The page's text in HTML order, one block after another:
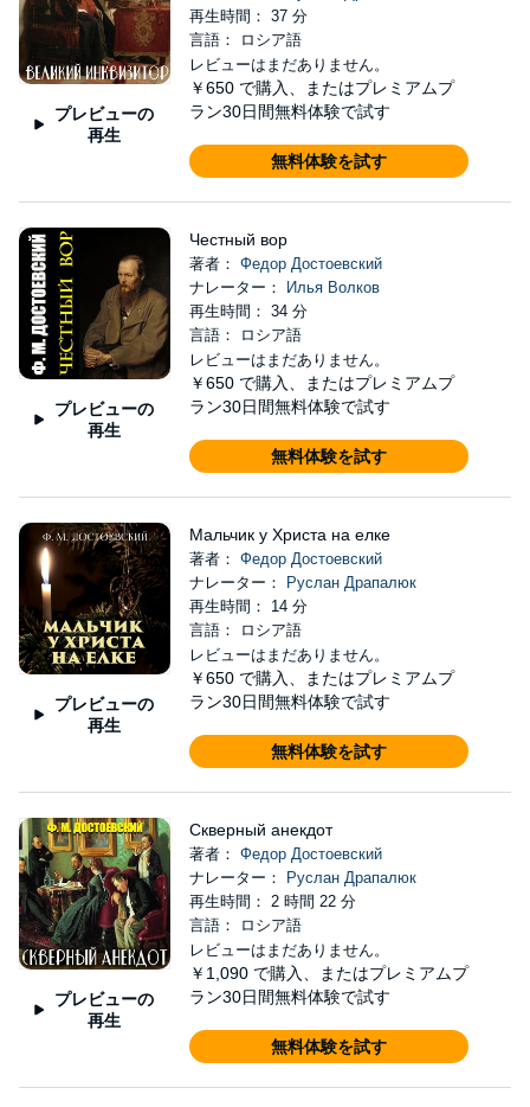
プレビューの
再生
再生時間： 37 分
言語： ロシア語
レビューはまだありません。
￥650 で購入、またはプレミアムプ
ラン30日間無料体験で試す
無料体験を試す
プレビューの
再生
Честный вор
著者： Федор Достоевский
ナレーター：
Илья Волков
再生時間： 34 分
言語： ロシア語
レビューはまだありません。
￥650 で購入、またはプレミアムプ
ラン30日間無料体験で試す
無料体験を試す
プレビューの
再生
Мальчик у Христа на елке
著者： Федор Достоевский
ナレーター：
Руслан Драпалюк
再生時間： 14 分
言語： ロシア語
レビューはまだありません。
￥650 で購入、またはプレミアムプ
ラン30日間無料体験で試す
無料体験を試す
プレビューの
再生
Скверный анекдот
著者： Федор Достоевский
ナレーター：
Руслан Драпалюк
再生時間： 2 時間 22 分
言語： ロシア語
レビューはまだありません。
￥1,090 で購入、またはプレミアムプ
ラン30日間無料体験で試す
無料体験を試す